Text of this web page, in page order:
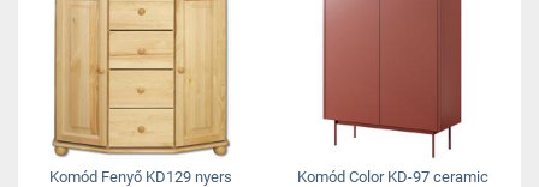
Komód Fenyő KD129 nyers
Komód Color KD-97 ceramic